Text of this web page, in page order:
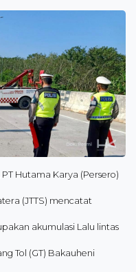
PT Hutama Karya (Persero)
(JTTS) mencatat
akumulasi Lalu lintas
Tol (GT) Bakauheni